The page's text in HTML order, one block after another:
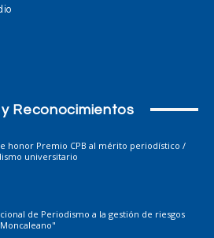
Reconocimientos
honor Premio CPB al mérito periodístico /
universitario
de Periodismo a la gestión de riesgos